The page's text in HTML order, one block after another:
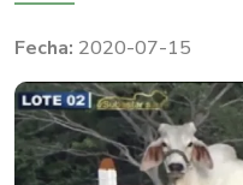
2020-07-15